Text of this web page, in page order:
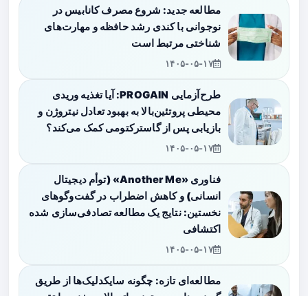
مطالعه جدید: شروع مصرف کانابیس در
نوجوانی با کندی رشد حافظه و مهارت‌های
شناختی مرتبط است
۱۴۰۵-۰۵-۱۷
طرح‌آزمایی PROGAIN: آیا تغذیه وریدی
محیطی پروتئین‌بالا به بهبود تعادل نیتروژن و
بازیابی پس از گاسترکتومی کمک می‌کند؟
۱۴۰۵-۰۵-۱۷
فناوری «Another Me» (توأم دیجیتال
انسانی) و کاهش اضطراب در گفت‌وگوهای
نخستین: نتایج یک مطالعه تصادفی‌سازی شده
اکتشافی
۱۴۰۵-۰۵-۱۷
مطالعه‌ای تازه: چگونه سایکدلیک‌ها از طریق